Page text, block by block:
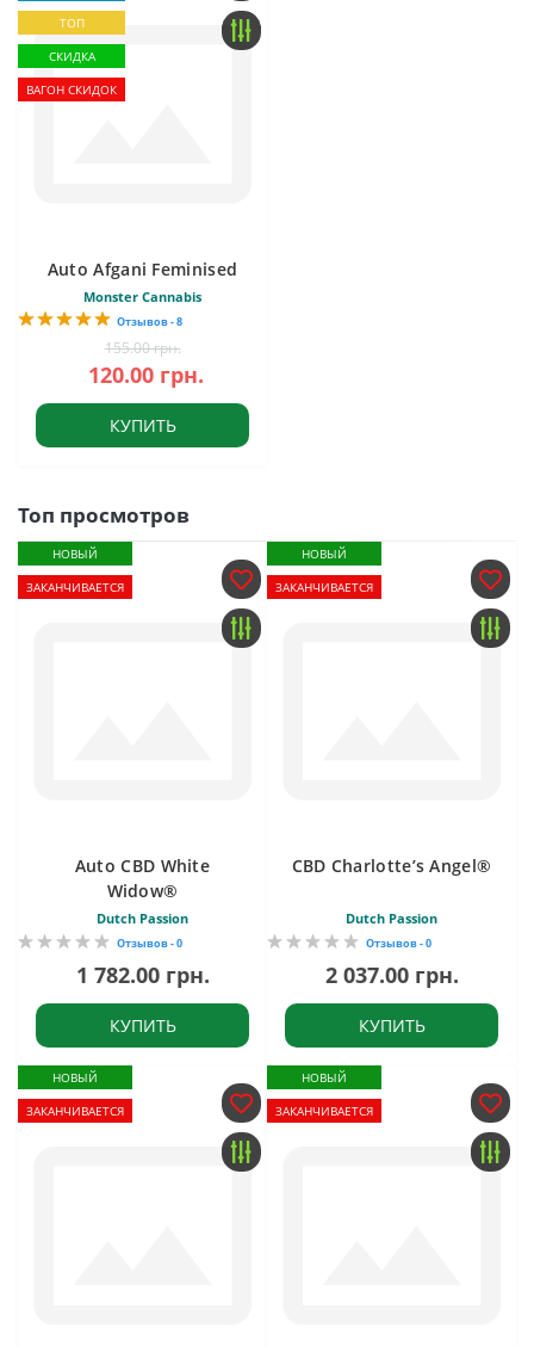
ТОП
СКИДКА
ВАГОН СКИДОК
Auto Afgani Feminised
Monster Cannabis
Отзывов - 8
155.00 грн.
120.00 грн.
КУПИТЬ
Топ просмотров
НОВЫЙ
ЗАКАНЧИВАЕТСЯ
Auto CBD White
Widow®
Dutch Passion
Отзывов - 0
1 782.00 грн.
КУПИТЬ
НОВЫЙ
ЗАКАНЧИВАЕТСЯ
CBD Charlotte’s Angel®
Dutch Passion
Отзывов - 0
2 037.00 грн.
КУПИТЬ
НОВЫЙ
ЗАКАНЧИВАЕТСЯ
НОВЫЙ
ЗАКАНЧИВАЕТСЯ